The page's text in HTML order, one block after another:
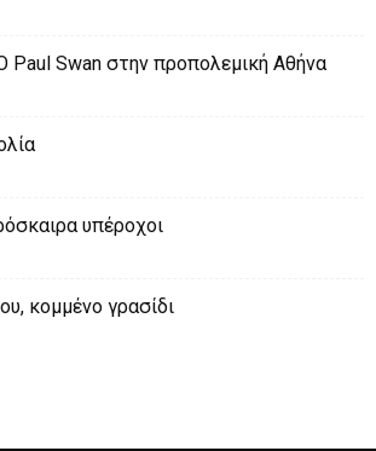
Paul Swan στην προπολεμική Αθήνα
υπέροχοι
κομμένο γρασίδι